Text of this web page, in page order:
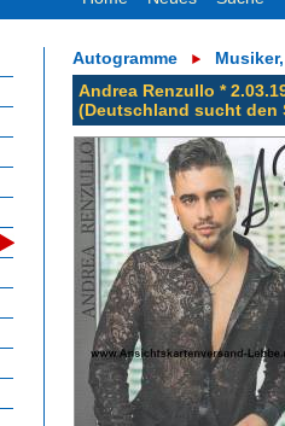
Autogramme
Andrea Renzullo *
(Deutschland sucht den